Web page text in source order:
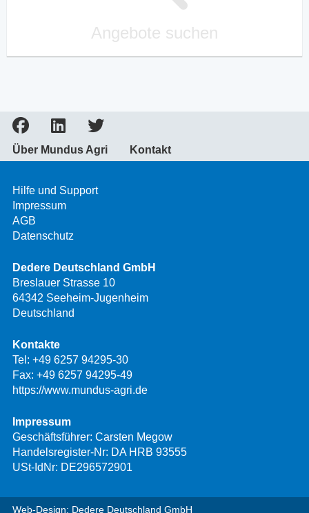
Angebote suchen
Über Mundus Agri Kontakt
Hilfe und Support
Impressum
AGB
Datenschutz
Dedere Deutschland GmbH
Breslauer Strasse 10
64342 Seeheim-Jugenheim
Deutschland
Kontakte
Tel: +49 6257 94295-30
Fax: +49 6257 94295-49
https://www.mundus-agri.de
Impressum
Geschäftsführer: Carsten Megow
Handelsregister-Nr: DA HRB 93555
USt-IdNr: DE296572901
Web-Design: Dedere Deutschland GmbH